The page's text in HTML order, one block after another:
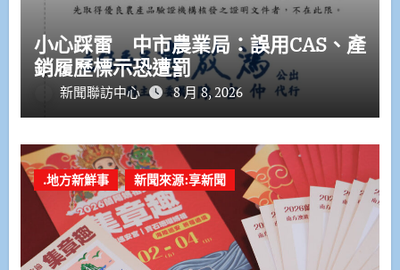
小心踩雷 中市農業局：誤用CAS、產
銷履歷標示恐遭罰
新聞聯訪中心 8 月 8, 2026
.地方新鮮事 新聞來源:享新聞